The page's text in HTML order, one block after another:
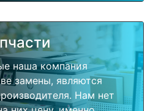
наша компания
замены, являются
Нам нет